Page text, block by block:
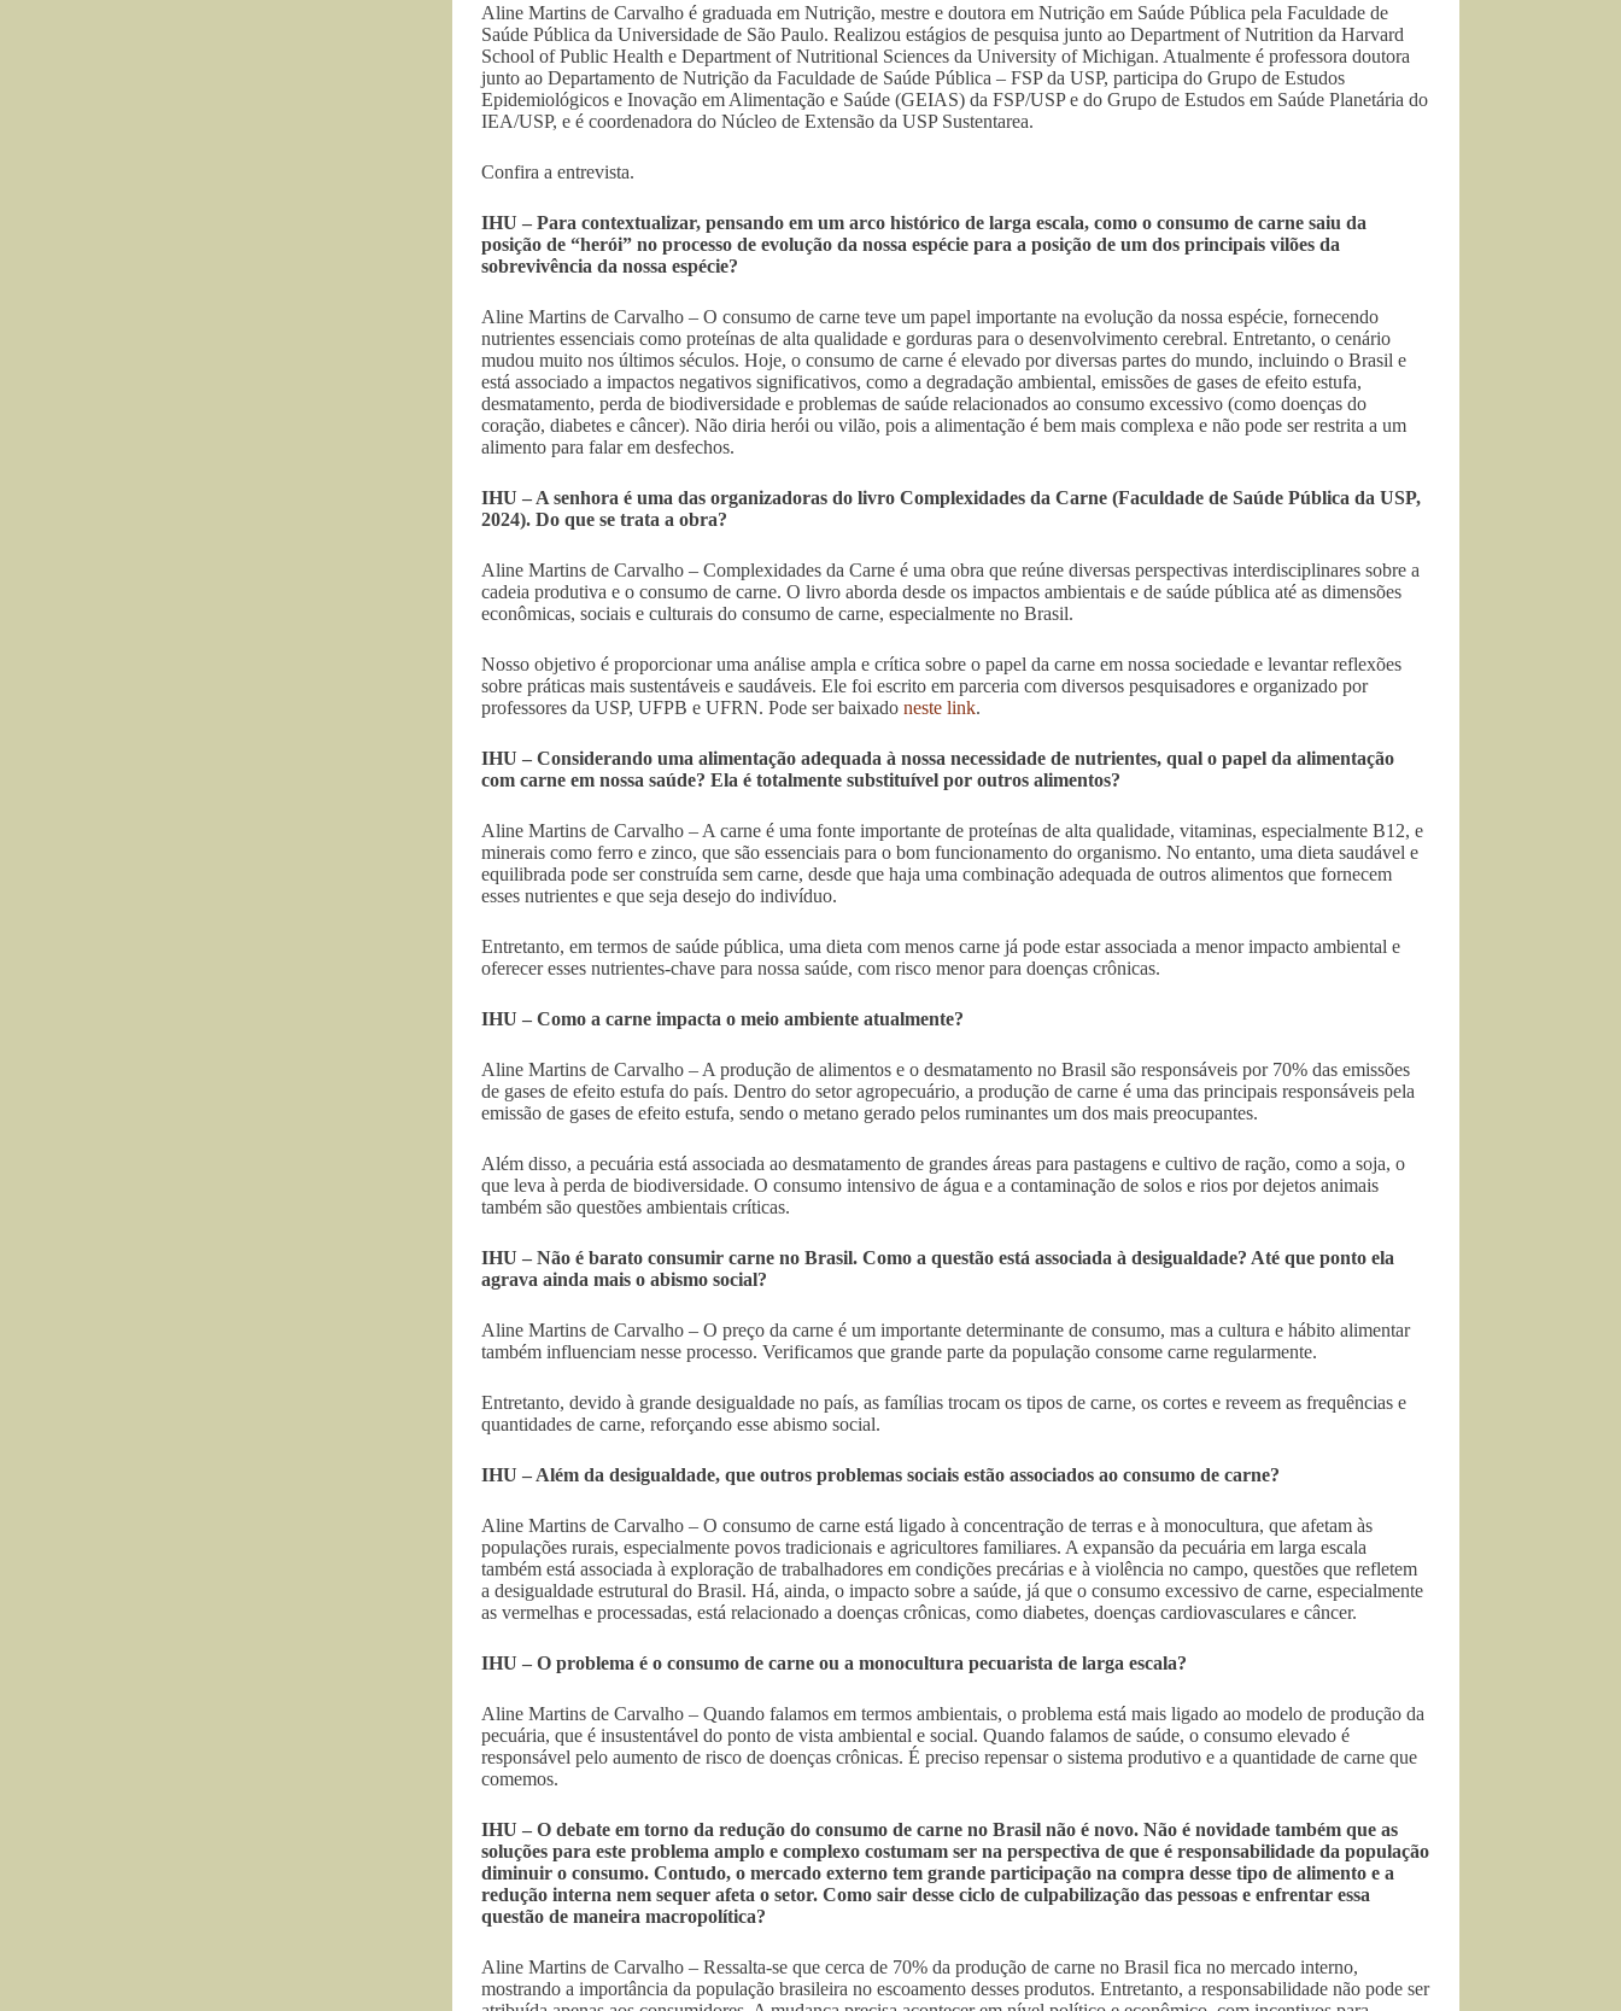
Aline Martins de Carvalho é graduada em Nutrição, mestre e doutora em Nutrição em Saúde Pública pela Faculdade de
Saúde Pública da Universidade de São Paulo. Realizou estágios de pesquisa junto ao Department of Nutrition da Harvard
School of Public Health e Department of Nutritional Sciences da University of Michigan. Atualmente é professora doutora
junto ao Departamento de Nutrição da Faculdade de Saúde Pública – FSP da USP, participa do Grupo de Estudos
Epidemiológicos e Inovação em Alimentação e Saúde (GEIAS) da FSP/USP e do Grupo de Estudos em Saúde Planetária do
IEA/USP, e é coordenadora do Núcleo de Extensão da USP Sustentarea.
Confira a entrevista.
IHU – Para contextualizar, pensando em um arco histórico de larga escala, como o consumo de carne saiu da
posição de “herói” no processo de evolução da nossa espécie para a posição de um dos principais vilões da
sobrevivência da nossa espécie?
Aline Martins de Carvalho – O consumo de carne teve um papel importante na evolução da nossa espécie, fornecendo
nutrientes essenciais como proteínas de alta qualidade e gorduras para o desenvolvimento cerebral. Entretanto, o cenário
mudou muito nos últimos séculos. Hoje, o consumo de carne é elevado por diversas partes do mundo, incluindo o Brasil e
está associado a impactos negativos significativos, como a degradação ambiental, emissões de gases de efeito estufa,
desmatamento, perda de biodiversidade e problemas de saúde relacionados ao consumo excessivo (como doenças do
coração, diabetes e câncer). Não diria herói ou vilão, pois a alimentação é bem mais complexa e não pode ser restrita a um
alimento para falar em desfechos.
IHU – A senhora é uma das organizadoras do livro Complexidades da Carne (Faculdade de Saúde Pública da USP,
2024). Do que se trata a obra?
Aline Martins de Carvalho – Complexidades da Carne é uma obra que reúne diversas perspectivas interdisciplinares sobre a
cadeia produtiva e o consumo de carne. O livro aborda desde os impactos ambientais e de saúde pública até as dimensões
econômicas, sociais e culturais do consumo de carne, especialmente no Brasil.
Nosso objetivo é proporcionar uma análise ampla e crítica sobre o papel da carne em nossa sociedade e levantar reflexões
sobre práticas mais sustentáveis e saudáveis. Ele foi escrito em parceria com diversos pesquisadores e organizado por
professores da USP, UFPB e UFRN. Pode ser baixado neste link.
IHU – Considerando uma alimentação adequada à nossa necessidade de nutrientes, qual o papel da alimentação
com carne em nossa saúde? Ela é totalmente substituível por outros alimentos?
Aline Martins de Carvalho – A carne é uma fonte importante de proteínas de alta qualidade, vitaminas, especialmente B12, e
minerais como ferro e zinco, que são essenciais para o bom funcionamento do organismo. No entanto, uma dieta saudável e
equilibrada pode ser construída sem carne, desde que haja uma combinação adequada de outros alimentos que fornecem
esses nutrientes e que seja desejo do indivíduo.
Entretanto, em termos de saúde pública, uma dieta com menos carne já pode estar associada a menor impacto ambiental e
oferecer esses nutrientes-chave para nossa saúde, com risco menor para doenças crônicas.
IHU – Como a carne impacta o meio ambiente atualmente?
Aline Martins de Carvalho – A produção de alimentos e o desmatamento no Brasil são responsáveis por 70% das emissões
de gases de efeito estufa do país. Dentro do setor agropecuário, a produção de carne é uma das principais responsáveis pela
emissão de gases de efeito estufa, sendo o metano gerado pelos ruminantes um dos mais preocupantes.
Além disso, a pecuária está associada ao desmatamento de grandes áreas para pastagens e cultivo de ração, como a soja, o
que leva à perda de biodiversidade. O consumo intensivo de água e a contaminação de solos e rios por dejetos animais
também são questões ambientais críticas.
IHU – Não é barato consumir carne no Brasil. Como a questão está associada à desigualdade? Até que ponto ela
agrava ainda mais o abismo social?
Aline Martins de Carvalho – O preço da carne é um importante determinante de consumo, mas a cultura e hábito alimentar
também influenciam nesse processo. Verificamos que grande parte da população consome carne regularmente.
Entretanto, devido à grande desigualdade no país, as famílias trocam os tipos de carne, os cortes e reveem as frequências e
quantidades de carne, reforçando esse abismo social.
IHU – Além da desigualdade, que outros problemas sociais estão associados ao consumo de carne?
Aline Martins de Carvalho – O consumo de carne está ligado à concentração de terras e à monocultura, que afetam às
populações rurais, especialmente povos tradicionais e agricultores familiares. A expansão da pecuária em larga escala
também está associada à exploração de trabalhadores em condições precárias e à violência no campo, questões que refletem
a desigualdade estrutural do Brasil. Há, ainda, o impacto sobre a saúde, já que o consumo excessivo de carne, especialmente
as vermelhas e processadas, está relacionado a doenças crônicas, como diabetes, doenças cardiovasculares e câncer.
IHU – O problema é o consumo de carne ou a monocultura pecuarista de larga escala?
Aline Martins de Carvalho – Quando falamos em termos ambientais, o problema está mais ligado ao modelo de produção da
pecuária, que é insustentável do ponto de vista ambiental e social. Quando falamos de saúde, o consumo elevado é
responsável pelo aumento de risco de doenças crônicas. É preciso repensar o sistema produtivo e a quantidade de carne que
comemos.
IHU – O debate em torno da redução do consumo de carne no Brasil não é novo. Não é novidade também que as
soluções para este problema amplo e complexo costumam ser na perspectiva de que é responsabilidade da população
diminuir o consumo. Contudo, o mercado externo tem grande participação na compra desse tipo de alimento e a
redução interna nem sequer afeta o setor. Como sair desse ciclo de culpabilização das pessoas e enfrentar essa
questão de maneira macropolítica?
Aline Martins de Carvalho – Ressalta-se que cerca de 70% da produção de carne no Brasil fica no mercado interno,
mostrando a importância da população brasileira no escoamento desses produtos. Entretanto, a responsabilidade não pode ser